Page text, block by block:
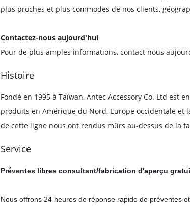
plus proches et plus commodes de nos clients,
Contactez-nous aujourd'hui
Pour de plus amples informations, contact nous
Histoire
Fondé en 1995 à Taïwan, Antec Accessory Co. Ltd
produits en Amérique du Nord, Europe occidentale et
de cette ligne nous ont rendus mûrs au-dessus de la
Service
Préventes libres consultant/fabrication d'aperçu
Nous offrons 24 heures de réponse rapide de préventes